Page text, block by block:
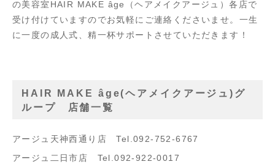
の美容室HAIR MAKE âge（ヘアメイクアージュ）各店で
受け付けていますのでお気軽にご連絡くださいませ。一生
に一度の成人式、精一杯サポートさせていただきます！
HAIR MAKE âge(ヘアメイクアージュ)グ
ループ 店舗一覧
アージュ天神西通り店 Tel.092-752-6767
アージュ二日市店 Tel.092-922-0017